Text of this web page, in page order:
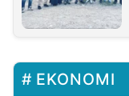
EKONOMI